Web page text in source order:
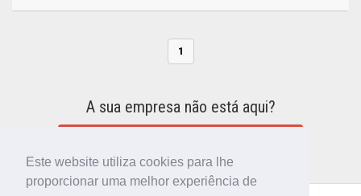
Este website utiliza cookies para lhe
proporcionar uma melhor experiência de
1
A sua empresa não está aqui?